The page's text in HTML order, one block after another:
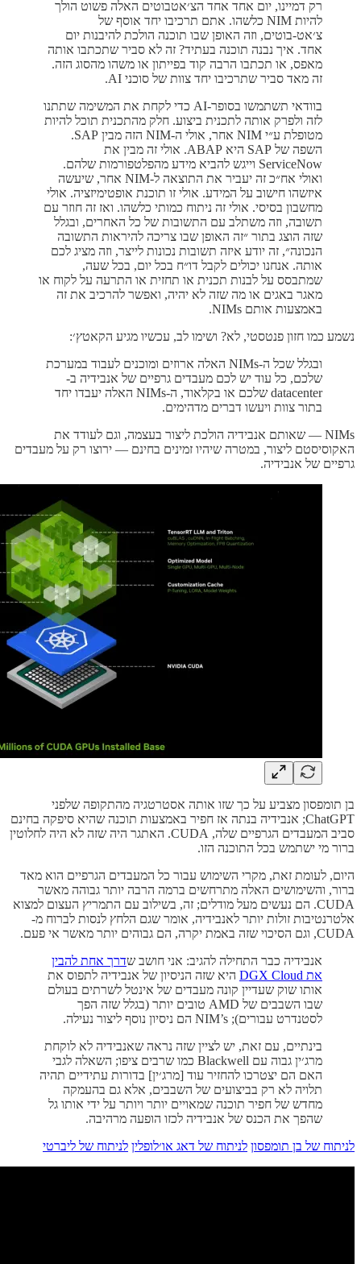
רק דמיינו, יום אחד אחד הצ׳אטבוטים האלה פשוט הולך
להיות NIM כלשהו. אתם תרכיבו יחד אוסף של
צ׳אט-בוטים, וזה האופן שבו תוכנה הולכת להיבנות יום
אחד. איך נבנה תוכנה בעתיד? זה לא סביר שתכתבו אותה
מאפס, או תכתבו הרבה קוד בפייתון או משהו מהסוג הזה.
זה מאד סביר שתרכיבו יחד צוות של סוכני AI.
בוודאי תשתמשו בסופר-AI כדי לקחת את המשימה שתתנו
לזה ולפרק אותה לתכנית ביצוע. חלק מהתכנית תוכל להיות
מטופלת ע״י NIM אחר, אולי ה-NIM הזה מבין SAP.
השפה של SAP היא ABAP. אולי זה מבין את
ServiceNow וייגש להביא מידע מהפלטפורמות שלהם.
ואולי אח״כ זה יעביר את התוצאה ל-NIM אחר, שיעשה
איזשהו חישוב על המידע. אולי זו תוכנת אופטימיזציה. אולי
מחשבון בסיסי. אולי זה ניתוח כמותי כלשהו. ואז זה חוזר עם
תשובה, וזה משתלב עם התשובות של כל האחרים, ובגלל
שזה הוצג בתור ״זה האופן שבו צריכה להיראות התשובה
הנכונה״, זה יודע איזה תשובות נכונות לייצר, וזה מציג לכם
אותה. אנחנו יכולים לקבל דו״ח בכל יום, בכל שעה,
שמתבסס על לבנות תכנית או תחזית או התרעה על לקוח או
מאגר באגים או מה שזה לא יהיה, ואפשר להרכיב את זה
באמצעות אותם NIMs.
נשמע כמו חזון פנטסטי, לא? ושימו לב, עכשיו מגיע הקאטץ׳:
ובגלל שכל ה-NIMs האלה ארוזים ומוכנים לעבוד במערכת
שלכם, כל עוד יש לכם מעבדים גרפיים של אנבידיה ב-
datacenter שלכם או בקלאוד, ה-NIMs האלה יעבדו יחד
בתור צוות ויעשו דברים מדהימים.
NIMs — שאותם אנבידיה הולכת ליצור בעצמה, וגם לעודד את
האקוסיסטם ליצור, במטרה שיהיו זמינים בחינם — ירוצו רק על מעבדים
גרפיים של אנבידיה.
בן תומפסון מצביע על כך שזו אותה אסטרטגיה מהתקופה שלפני
ChatGPT; אנבידיה בנתה אז חפיר באמצעות תוכנה שהיא סיפקה בחינם
סביב המעבדים הגרפיים שלה, CUDA. האתגר היה שזה לא היה לחלוטין
ברור מי ישתמש בכל התוכנה הזו.
היום, לעומת זאת, מקרי השימוש עבור כל המעבדים הגרפיים הוא מאד
ברור, והשימושים האלה מתרחשים ברמה הרבה יותר גבוהה מאשר
CUDA. הם נעשים מעל מודלים; זה, בשילוב עם התמריץ העצום למצוא
אלטרנטיבות זולות יותר לאנבידיה, אומר שגם הלחץ לנסות לברוח מ-
CUDA, וגם הסיכוי שזה באמת יקרה, הם גבוהים יותר מאשר אי פעם.
אנבידיה כבר התחילה להגיב: אני חושב שדרך אחת להבין
את DGX Cloud
היא שזה הניסיון של אנבידיה לתפוס את
אותו שוק שעדיין קונה מעבדים של אינטל לשרתים בעולם
שבו השבבים של AMD טובים יותר (בגלל שזה הפך
לסטנדרט עבורים); NIM’s הם ניסיון נוסף ליצור נעילה.
בינתיים, עם זאת, יש לציין שזה נראה שאנבידיה לא לוקחת
מרג׳ין גבוה עם Blackwell כמו שרבים ציפו; השאלה לגבי
האם הם יצטרכו להחזיר עוד [מרג׳ין] בדורות עתידיים תהיה
תלויה לא רק בביצועים של השבבים, אלא גם בהעמקה
מחדש של חפיר תוכנה שמאויים יותר ויותר על ידי אותו גל
שהפך את הכנס של אנבידיה לכזו הופעה מרהיבה.
לניתוח של בן תומפסון לניתוח של דאג או׳לופלין לניתוח של ליברטי